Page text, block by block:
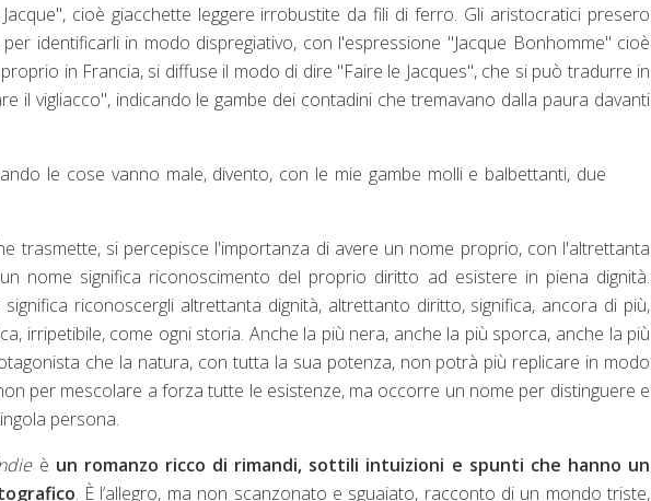
cioè giacchette leggere irrobustite da fili di ferro. Gli aristocratici presero
identificarli in modo dispregiativo, con l'espressione "Jacque Bonhomme" cioè
in Francia, si diffuse il modo di dire "Faire le Jacques", che si può tradurre in
il vigliacco", indicando le gambe dei contadini che tremavano dalla paura davanti
le cose vanno male, divento, con le mie gambe molli e balbettanti, due
trasmette, si percepisce l'importanza di avere un nome proprio, con l'altrettanta
nome significa riconoscimento del proprio diritto ad esistere in piena dignità.
riconoscergli altrettanta dignità, altrettanto diritto, significa, ancora di più,
irripetibile, come ogni storia. Anche la più nera, anche la più sporca, anche la più
che la natura, con tutta la sua potenza, non potrà più replicare in modo
per mescolare a forza tutte le esistenze, ma occorre un nome per distinguere e
persona.
è un romanzo ricco di rimandi, sottili intuizioni e spunti che hanno un
. È l’allegro, ma non scanzonato e sguaiato, racconto di un mondo triste,